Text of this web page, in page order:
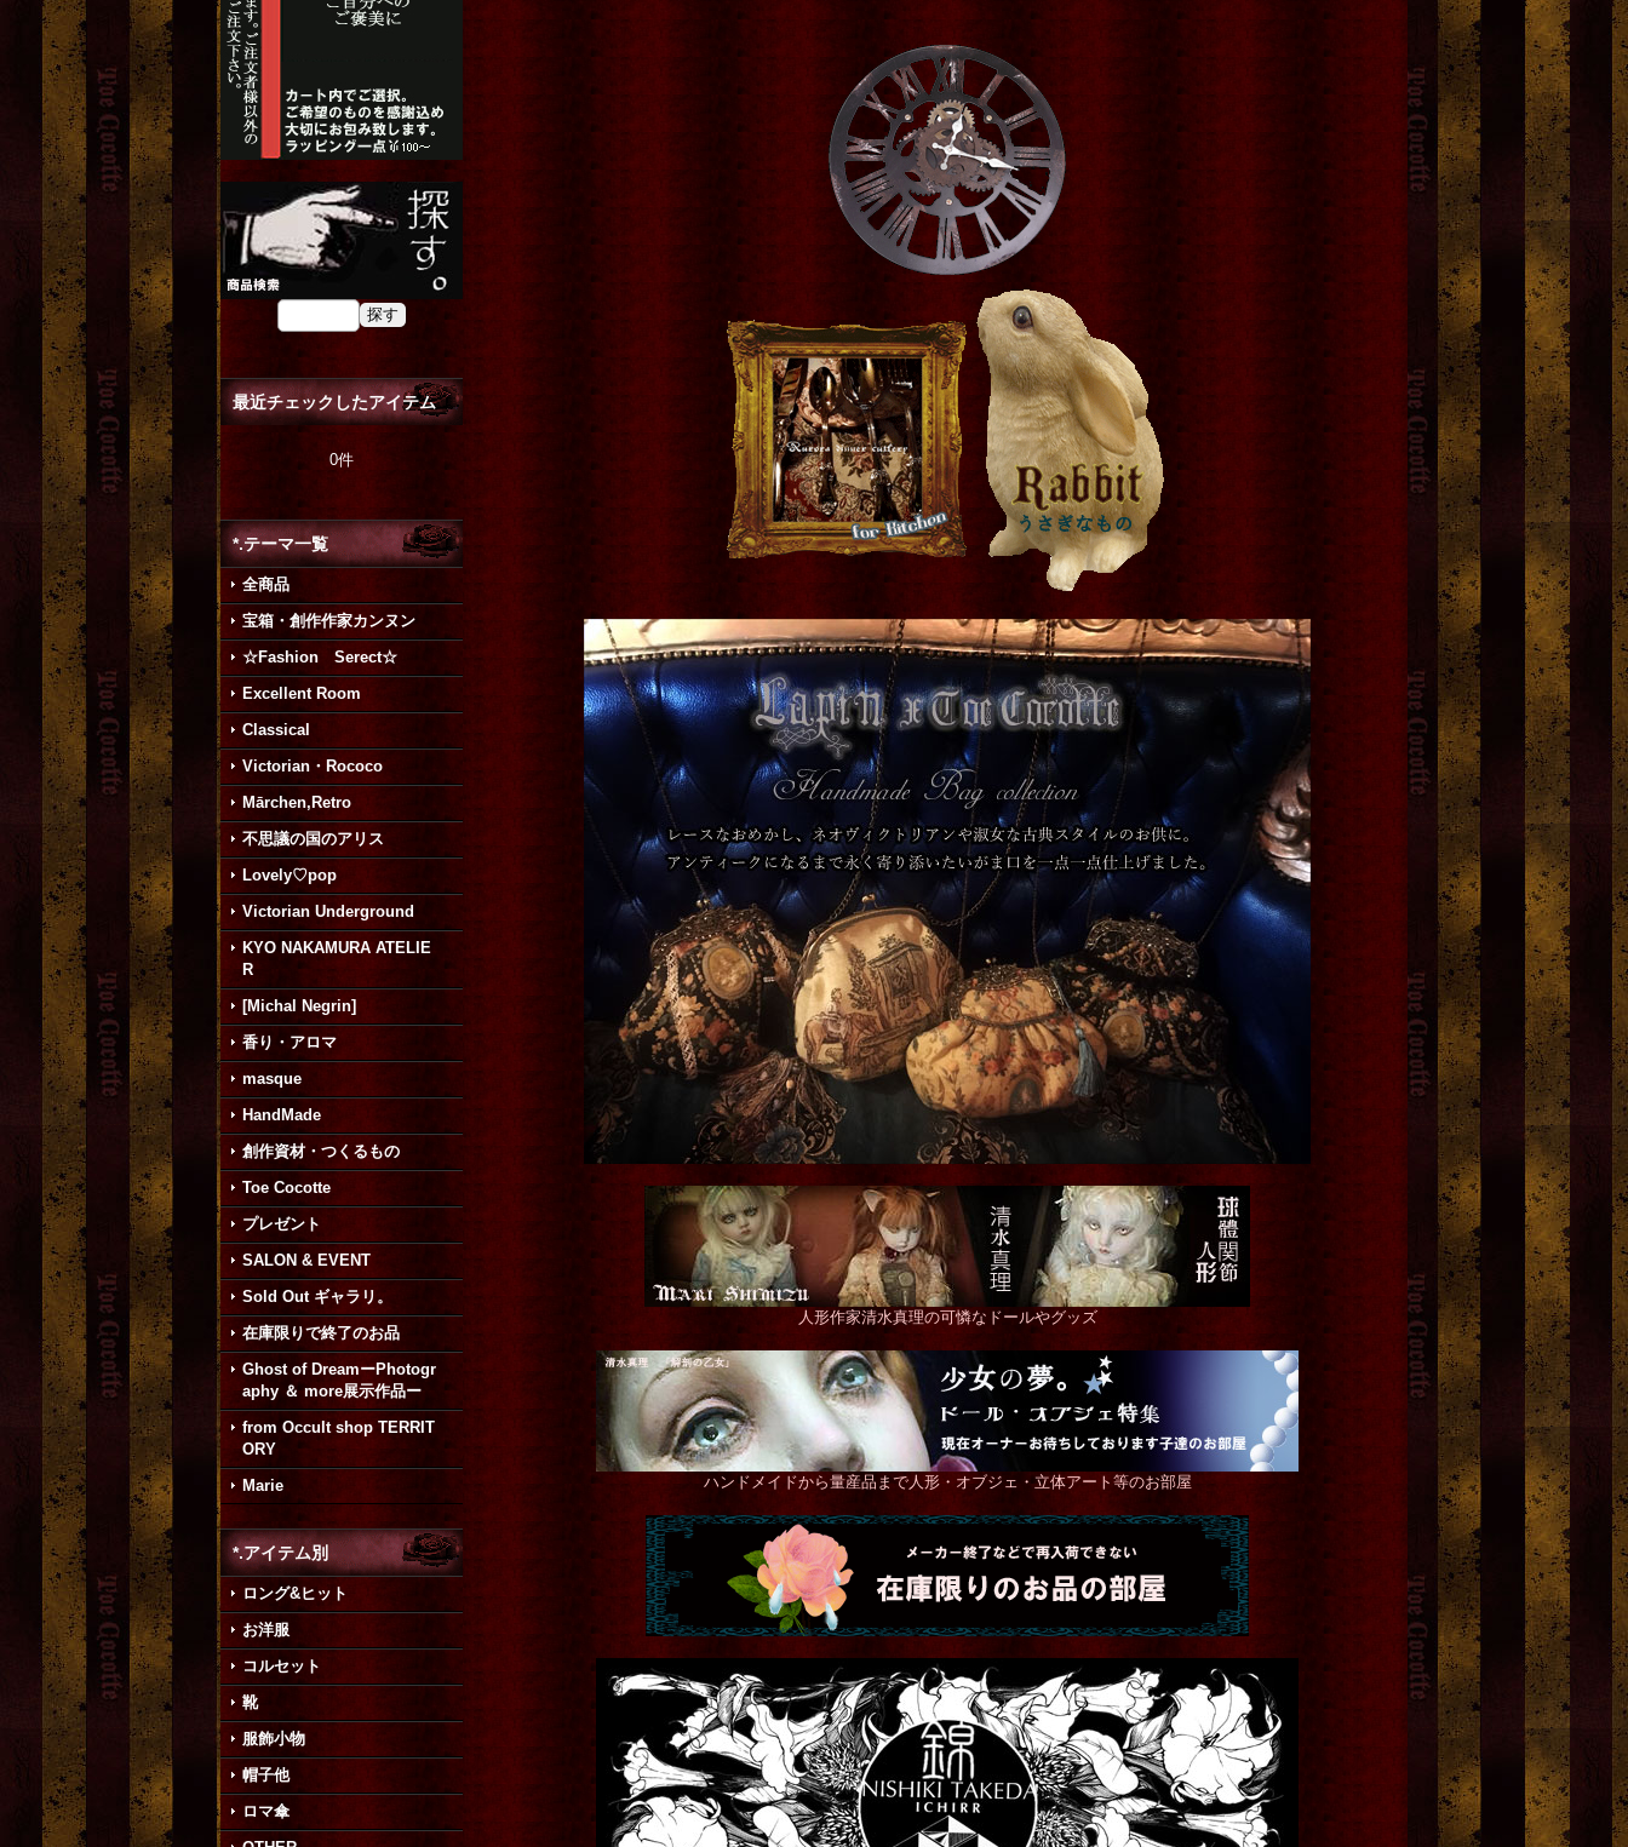
最近チェックしたアイテム
0件
*.テーマ一覧
全商品
宝箱・創作作家カンヌン
☆Fashion Serect☆
Excellent Room
Classical
Victorian・Rococo
Mārchen,Retro
不思議の国のアリス
Lovely♡pop
Victorian Underground
KYO NAKAMURA ATELIE
R
[Michal Negrin]
香り・アロマ
masque
HandMade
創作資材・つくるもの
Toe Cocotte
プレゼント
SALON & EVENT
Sold Out ギャラリ。
在庫限りで終了のお品
Ghost of DreamーPhotogr
aphy ＆ more展示作品ー
from Occult shop TERRIT
ORY
Marie
*.アイテム別
ロング&ヒット
お洋服
コルセット
靴
服飾小物
帽子他
ロマ傘
人形作家清水真理の可憐なドールやグッズ
ハンドメイドから量産品まで人形・オブジェ・立体アート等のお部屋